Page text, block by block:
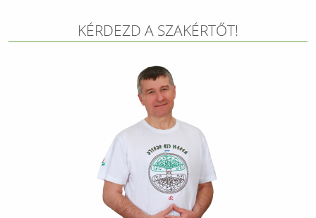
KÉRDEZD A SZAKÉRTŐT!